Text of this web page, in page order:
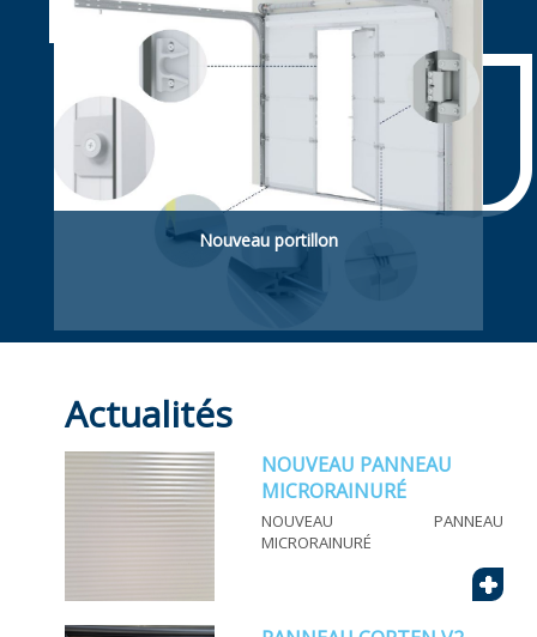
Nouveau portillon
Actualités
NOUVEAU PANNEAU
MICRORAINURÉ
NOUVEAU PANNEAU
MICRORAINURÉ
+